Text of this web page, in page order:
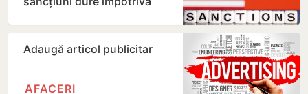
Adaugă articol publicitar
AFACERI